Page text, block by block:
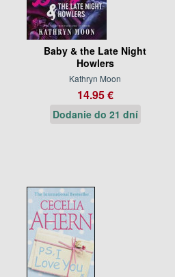
Baby & the Late Night
Howlers
Kathryn Moon
14.95 €
Dodanie do 21 dní